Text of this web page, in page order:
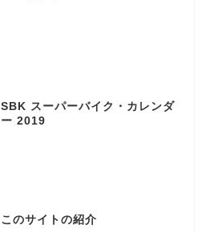
SBK スーパーバイク・カレンダ
ー 2019
このサイトの紹介